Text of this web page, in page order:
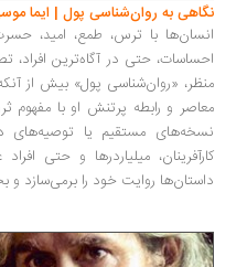
نگاهی به روان‌شناسی پول | ایما
انسان‌ها با ترس، طمع، امید،
احساسات، حتی در آگاه‌ترین
منظر، «روان‌شناسی پول» بیش از آنکه
معاصر و رابطه پرتنش او با مفهوم
نسخه‌های مستقیم یا توصیه‌های
کارآفرینان، میلیاردرها و حتی
داستان‌ها روایت خود را برمی‌سازد و